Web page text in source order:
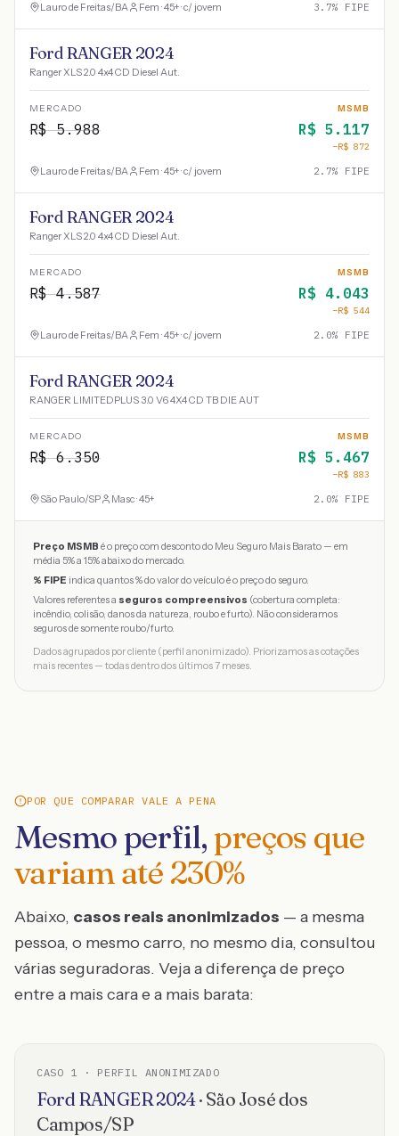
Lauro de Freitas/BA Fem · 45+ · c/ jovem 3.7% FIPE
Ford RANGER 2024
Ranger XLS 2.0 4x4 CD Diesel Aut.
MERCADO
R$5.988
MSMB
R$ 5.117
−R$ 872
Lauro de Freitas/BA Fem · 45+ · c/ jovem 2.7% FIPE
Ford RANGER 2024
Ranger XLS 2.0 4x4 CD Diesel Aut.
MERCADO
R$4.587
MSMB
R$ 4.043
−R$ 544
Lauro de Freitas/BA Fem · 45+ · c/ jovem 2.0% FIPE
Ford RANGER 2024
RANGER LIMITEDPLUS 3.0 V6 4X4 CD TB DIE AUT
MERCADO
R$6.350
MSMB
R$ 5.467
−R$ 883
São Paulo/SP Masc · 45+ 2.0% FIPE
Preço MSMB é o preço com desconto do Meu Seguro Mais Barato — em
média 5% a 15% abaixo do mercado.
% FIPE indica quantos % do valor do veículo é o preço do seguro.
Valores referentes a seguros compreensivos (cobertura completa:
incêndio, colisão, danos da natureza, roubo e furto). Não consideramos
seguros de somente roubo/furto.
Dados agrupados por cliente (perfil anonimizado). Priorizamos as cotações
mais recentes — todas dentro dos últimos 7 meses.
POR QUE COMPARAR VALE A PENA
Mesmo perfil, preços que
variam até 230%
Abaixo, casos reais anonimizados — a mesma
pessoa, o mesmo carro, no mesmo dia, consultou
várias seguradoras. Veja a diferença de preço
entre a mais cara e a mais barata:
CASO 1 · PERFIL ANONIMIZADO
Ford RANGER2024· São José dos
Campos/SP